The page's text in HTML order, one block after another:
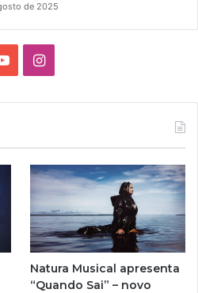
de 2025
e
I
g
r
a
Natura Musical apresenta
“Quando Sai” – novo